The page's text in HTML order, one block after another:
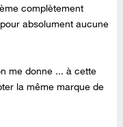
complètement
absolument aucune
me donne ... à cette
la même marque de